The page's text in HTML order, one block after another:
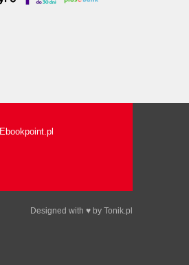
Ebookpoint.pl
Designed with ♥ by Tonik.pl